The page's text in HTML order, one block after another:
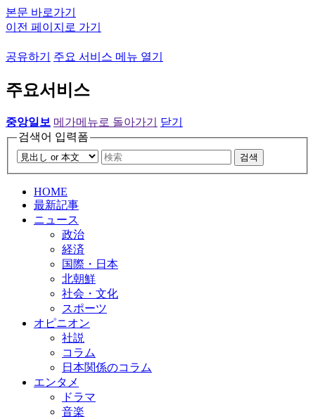
본문 바로가기
이전 페이지로 가기
공유하기 주요 서비스 메뉴 열기
주요서비스
중앙일보 메가메뉴로 돌아가기
닫기
검색어 입력폼
검색
HOME
最新記事
ニュース
政治
経済
国際・日本
北朝鮮
社会・文化
スポーツ
オピニオン
社説
コラム
日本関係のコラム
エンタメ
ドラマ
音楽